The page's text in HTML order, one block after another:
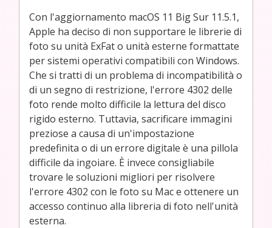
Con l'aggiornamento macOS 11 Big Sur 11.5.1,
Apple ha deciso di non supportare le librerie di
foto su unità ExFat o unità esterne formattate
per sistemi operativi compatibili con Windows.
Che si tratti di un problema di incompatibilità o
di un segno di restrizione, l'errore 4302 delle
foto rende molto difficile la lettura del disco
rigido esterno. Tuttavia, sacrificare immagini
preziose a causa di un'impostazione
predefinita o di un errore digitale è una pillola
difficile da ingoiare. È invece consigliabile
trovare le soluzioni migliori per risolvere
l'errore 4302 con le foto su Mac e ottenere un
accesso continuo alla libreria di foto nell'unità
esterna.